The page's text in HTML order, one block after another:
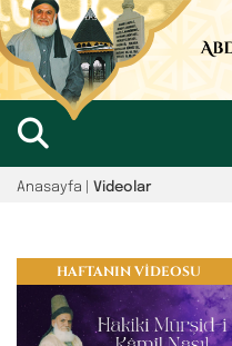
Anasayfa | Videolar
HAFTANIN VİDEOSU